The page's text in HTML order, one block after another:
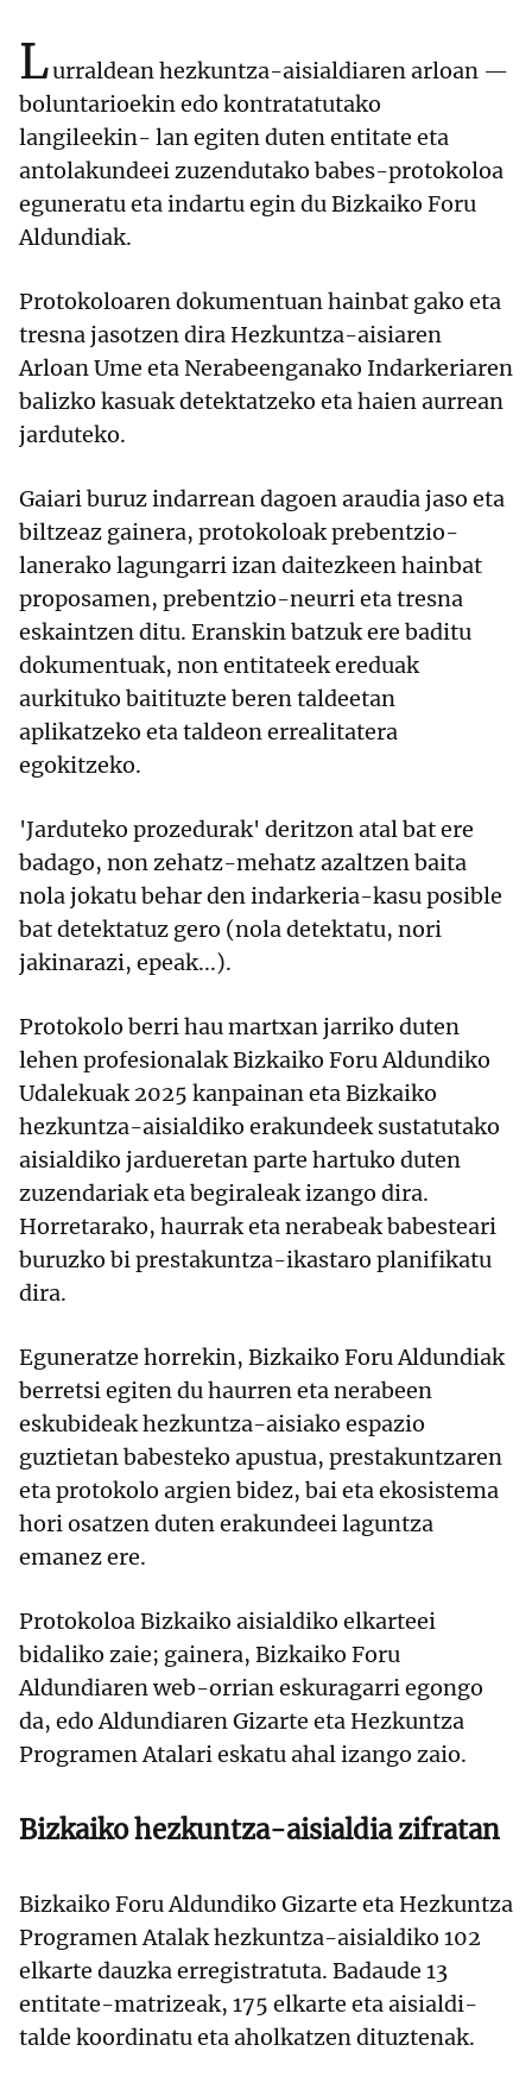
Lurraldean hezkuntza-aisialdiaren arloan —
boluntarioekin edo kontratatutako
langileekin- lan egiten duten entitate eta
antolakundeei zuzendutako babes-protokoloa
eguneratu eta indartu egin du Bizkaiko Foru
Aldundiak.
Protokoloaren dokumentuan hainbat gako eta
tresna jasotzen dira Hezkuntza-aisiaren
Arloan Ume eta Nerabeenganako Indarkeriaren
balizko kasuak detektatzeko eta haien aurrean
jarduteko.
Gaiari buruz indarrean dagoen araudia jaso eta
biltzeaz gainera, protokoloak prebentzio-
lanerako lagungarri izan daitezkeen hainbat
proposamen, prebentzio-neurri eta tresna
eskaintzen ditu. Eranskin batzuk ere baditu
dokumentuak, non entitateek ereduak
aurkituko baitituzte beren taldeetan
aplikatzeko eta taldeon errealitatera
egokitzeko.
'Jarduteko prozedurak' deritzon atal bat ere
badago, non zehatz-mehatz azaltzen baita
nola jokatu behar den indarkeria-kasu posible
bat detektatuz gero (nola detektatu, nori
jakinarazi, epeak...).
Protokolo berri hau martxan jarriko duten
lehen profesionalak Bizkaiko Foru Aldundiko
Udalekuak 2025 kanpainan eta Bizkaiko
hezkuntza-aisialdiko erakundeek sustatutako
aisialdiko jardueretan parte hartuko duten
zuzendariak eta begiraleak izango dira.
Horretarako, haurrak eta nerabeak babesteari
buruzko bi prestakuntza-ikastaro planifikatu
dira.
Eguneratze horrekin, Bizkaiko Foru Aldundiak
berretsi egiten du haurren eta nerabeen
eskubideak hezkuntza-aisiako espazio
guztietan babesteko apustua, prestakuntzaren
eta protokolo argien bidez, bai eta ekosistema
hori osatzen duten erakundeei laguntza
emanez ere.
Protokoloa Bizkaiko aisialdiko elkarteei
bidaliko zaie; gainera, Bizkaiko Foru
Aldundiaren web-orrian eskuragarri egongo
da, edo Aldundiaren Gizarte eta Hezkuntza
Programen Atalari eskatu ahal izango zaio.
Bizkaiko hezkuntza-aisialdia zifratan
Bizkaiko Foru Aldundiko Gizarte eta Hezkuntza
Programen Atalak hezkuntza-aisialdiko 102
elkarte dauzka erregistratuta. Badaude 13
entitate-matrizeak, 175 elkarte eta aisialdi-
talde koordinatu eta aholkatzen dituztenak.